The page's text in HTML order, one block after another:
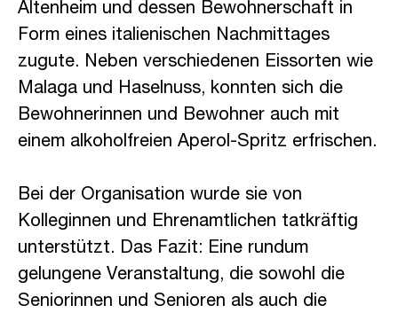
Altenheim und dessen Bewohnerschaft in
Form eines italienischen Nachmittages
zugute. Neben verschiedenen Eissorten wie
Malaga und Haselnuss, konnten sich die
Bewohnerinnen und Bewohner auch mit
einem alkoholfreien Aperol-Spritz erfrischen.
Bei der Organisation wurde sie von
Kolleginnen und Ehrenamtlichen tatkräftig
unterstützt. Das Fazit: Eine rundum
gelungene Veranstaltung, die sowohl die
Seniorinnen und Senioren als auch die